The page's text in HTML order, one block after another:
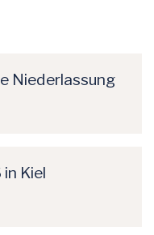
Niederlassung
Kiel